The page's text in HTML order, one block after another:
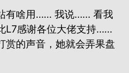
有啥用…… 我说…… 看我
L7感谢各位大佬支持……
赏的声音，她就会弄果盘